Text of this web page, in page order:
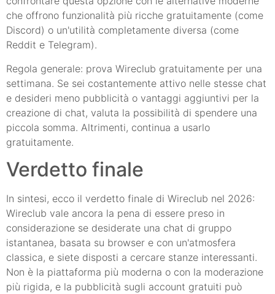
che offrono funzionalità più ricche gratuitamente (come
Discord) o un'utilità completamente diversa (come
Reddit e Telegram).
Regola generale: prova Wireclub gratuitamente per una
settimana. Se sei costantemente attivo nelle stesse chat
e desideri meno pubblicità o vantaggi aggiuntivi per la
creazione di chat, valuta la possibilità di spendere una
piccola somma. Altrimenti, continua a usarlo
gratuitamente.
Verdetto finale
In sintesi, ecco il verdetto finale di Wireclub nel 2026:
Wireclub vale ancora la pena di essere preso in
considerazione se desiderate una chat di gruppo
istantanea, basata su browser e con un'atmosfera
classica, e siete disposti a cercare stanze interessanti.
Non è la piattaforma più moderna o con la moderazione
più rigida, e la pubblicità sugli account gratuiti può